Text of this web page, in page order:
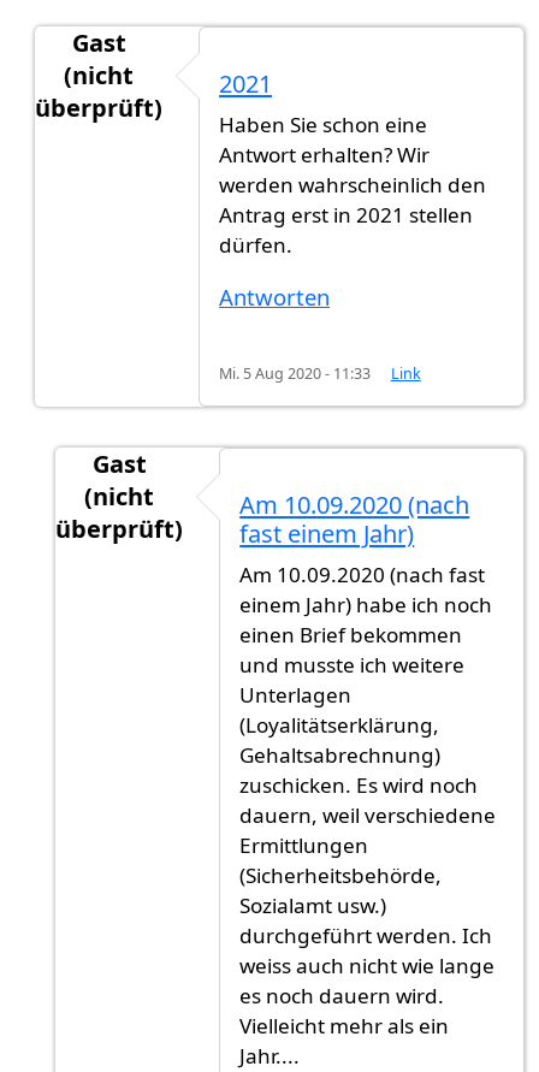
Gast
(nicht
überprüft)
Ich habe am 20.09.2020…
2021
Haben Sie schon eine
Antwort erhalten? Wir
werden wahrscheinlich den
Antrag erst in 2021 stellen
dürfen.
Antworten
Mi. 5 Aug 2020 - 11:33 Link
Gast
(nicht
überprüft)
von Gast (nicht überprüft)
Am 10.09.2020 (nach
fast einem Jahr)
Am 10.09.2020 (nach fast
einem Jahr) habe ich noch
einen Brief bekommen
und musste ich weitere
Unterlagen
(Loyalitätserklärung,
Gehaltsabrechnung)
zuschicken. Es wird noch
dauern, weil verschiedene
Ermittlungen
(Sicherheitsbehörde,
Sozialamt usw.)
durchgeführt werden. Ich
weiss auch nicht wie lange
es noch dauern wird.
Vielleicht mehr als ein
Jahr....